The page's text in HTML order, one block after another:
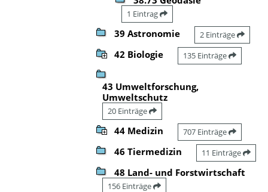
1 Eintrag
39 Astronomie 2 Einträge
42 Biologie 135 Einträge
43 Umweltforschung,
Umweltschutz
20 Einträge
44 Medizin 707 Einträge
46 Tiermedizin 11 Einträge
48 Land- und Forstwirtschaft
156 Einträge